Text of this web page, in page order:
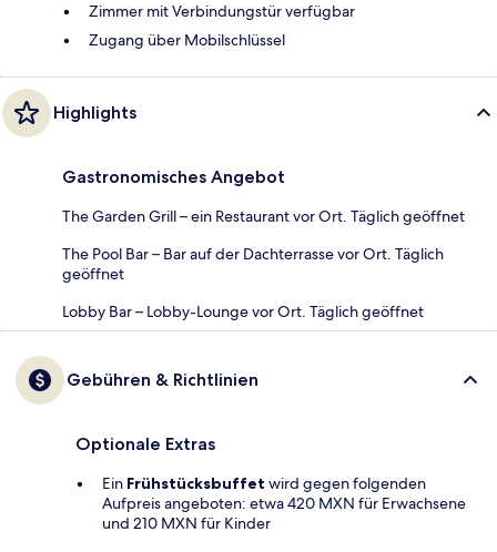
Zimmer mit Verbindungstür verfügbar
Zugang über Mobilschlüssel
Highlights
Gastronomisches Angebot
The Garden Grill – ein Restaurant vor Ort. Täglich geöffnet
The Pool Bar – Bar auf der Dachterrasse vor Ort. Täglich
geöffnet
Lobby Bar – Lobby-Lounge vor Ort. Täglich geöffnet
Gebühren & Richtlinien
Optionale Extras
Ein Frühstücksbuffet wird gegen folgenden
Aufpreis angeboten: etwa 420 MXN für Erwachsene
und 210 MXN für Kinder